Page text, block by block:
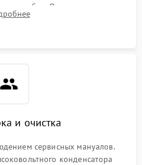
ошибок. Оценка состояния
работы автофокуса и вспышки.
и очистка
сервисных мануалов.
конденсатора